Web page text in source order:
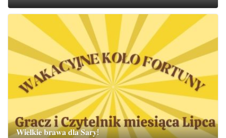
𝐖𝐢𝐞𝐥𝐤𝐢𝐞 𝐛𝐫𝐚𝐰𝐚 𝐝𝐥𝐚 𝐒𝐚𝐫𝐲!